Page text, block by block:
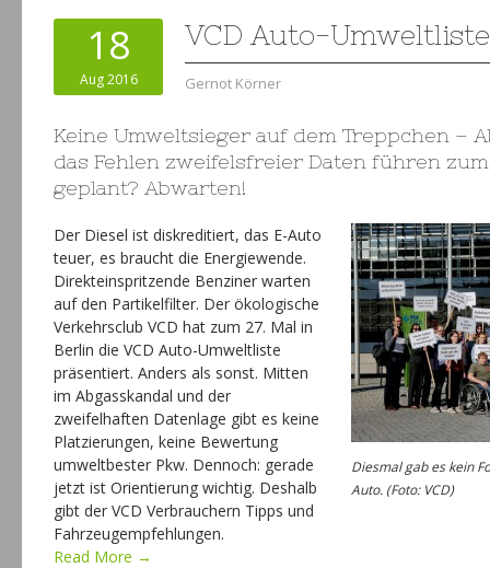
18
Aug 2016
VCD Auto-Umweltliste
Gernot Körner
Keine Umweltsieger auf dem Treppchen –
das Fehlen zweifelsfreier Daten führen
geplant? Abwarten!
Diesmal gab es kein
Auto. (Foto: VCD)
Der Diesel ist diskreditiert, das E-Auto
teuer, es braucht die Energiewende.
Direkteinspritzende Benziner warten
auf den Partikelfilter. Der ökologische
Verkehrsclub VCD hat zum 27. Mal in
Berlin die VCD Auto-Umweltliste
präsentiert. Anders als sonst. Mitten
im Abgasskandal und der
zweifelhaften Datenlage gibt es keine
Platzierungen, keine Bewertung
umweltbester Pkw. Dennoch: gerade
jetzt ist Orientierung wichtig. Deshalb
gibt der VCD Verbrauchern Tipps und
Fahrzeugempfehlungen.
Read More →